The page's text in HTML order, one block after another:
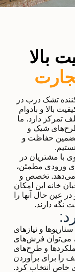
بالا
تشک درب در
بالا و بادوام
تمرکز دارد. ما
طرح‌های شیک و
تضمین حفاظت و
مشتریان در
ورودی مطمئن،
می‌دهد. تخصص و
خانه این امکان
عین حال آنها را
نگه دارند.
و نیازهای
می‌توان فرش‌های
و طرح‌های
را برای برآوردن
خاص انتخاب کرد.